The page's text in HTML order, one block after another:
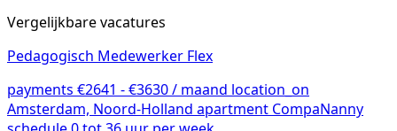
Vergelijkbare vacatures
Pedagogisch Medewerker Flex
payments €2641 - €3630 / maand location_on
Amsterdam, Noord-Holland apartment CompaNanny